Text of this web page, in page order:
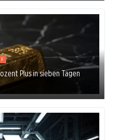
Plus in sieben Tagen